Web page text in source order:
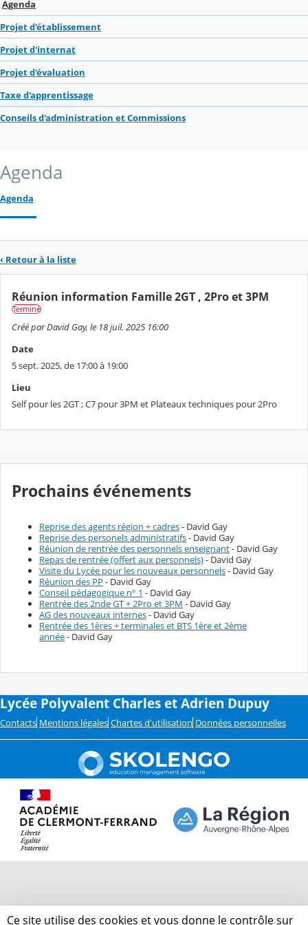
Agenda
Projet d'établissement
Projet d'internat
Projet d'évaluation
Taxe d'apprentissage
Conseils d'administration et Commissions
Agenda
Agenda
‹ Retour à la liste
Réunion information Famille 2GT , 2Pro et 3PM
Terminé
Créé par David Gay, le 18 juil. 2025 16:00
Date
5 sept. 2025, de 17:00 à 19:00
Lieu
Self pour les 2GT ; C7 pour 3PM et Plateaux techniques pour 2Pro
Prochains événements
Reprise des agents région + cadres- David Gay
Reprise des personels administratifs- David Gay
Réunion de rentrée des personnels enseignant- David Gay
Repas de rentrée (offert aux personnels)- David Gay
Visite du Lycée pour les nouveaux personnels- David Gay
Réunion des PP - David Gay
Conseil pédagogique n° 1 - David Gay
Rentrée des 2nde GT + 2Pro et 3PM - David Gay
AG des nouveaux internes- David Gay
Rentrée des 1ères + terminales et BTS 1ère et 2ème
année- David Gay
Lycée Polyvalent Charles et Adrien Dupuy
Contacts Mentions légales Chartes d'utilisation Données personnelles
Ce site utilise des cookies et vous donne le contrôle sur